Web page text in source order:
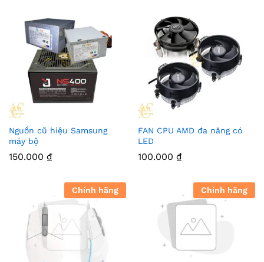
Nguồn cũ hiệu Samsung
máy bộ
150.000 ₫
FAN CPU AMD đa năng có
LED
100.000 ₫
Chính hãng Chính hãng